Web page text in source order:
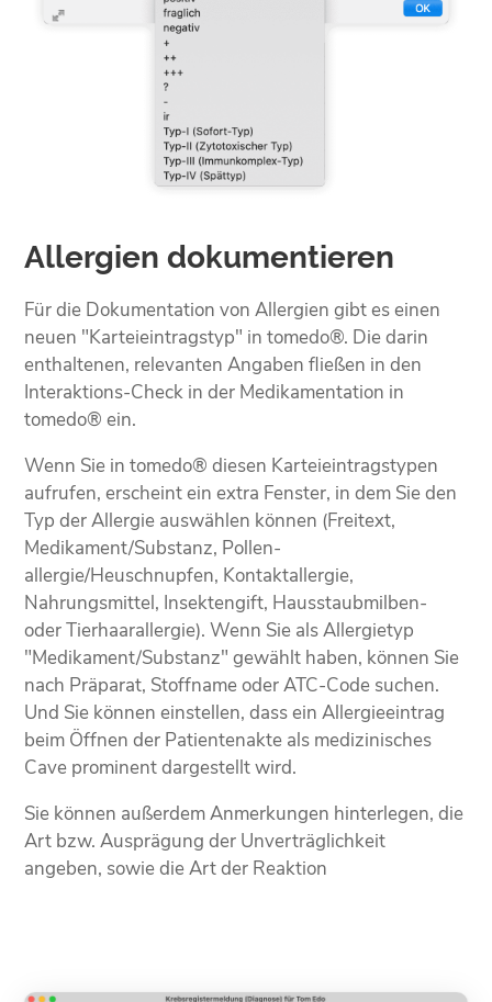
Allergien dokumentieren
Für die Dokumentation von Allergien gibt es einen
neuen "Karteieintragstyp" in tomedo®. Die darin
enthaltenen, relevanten Angaben fließen in den
Interaktions-Check in der Medikamentation in
tomedo® ein.
Wenn Sie in tomedo® diesen Karteieintragstypen
aufrufen, erscheint ein extra Fenster, in dem Sie den
Typ der Allergie auswählen können (Freitext,
Medikament/Substanz, Pollen­
allergie/Heuschnupfen, Kontaktallergie,
Nahrungsmittel, Insekten­gift, Hausstaubmilben-
oder Tierhaarallergie). Wenn Sie als Allergietyp
"Medikament/Substanz" gewählt haben, können Sie
nach Präparat, Stoffname oder ATC-Code suchen.
Und Sie können einstellen, dass ein Allergieeintrag
beim Öffnen der Patientenakte als medizinisches
Cave prominent dargestellt wird.
Sie können außerdem Anmerkungen hinterlegen, die
Art bzw. Ausprägung der Unverträglichkeit
angeben, sowie die Art der Reaktion